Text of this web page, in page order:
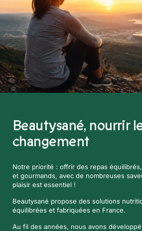
Beautysané, nourrir
changement
Notre priorité : offrir des repas
et gourmands, avec de nombreuses
plaisir est essentiel !
Beautysané propose des solutions
équilibrées et fabriquées en France.
Au fil des années, nous avons